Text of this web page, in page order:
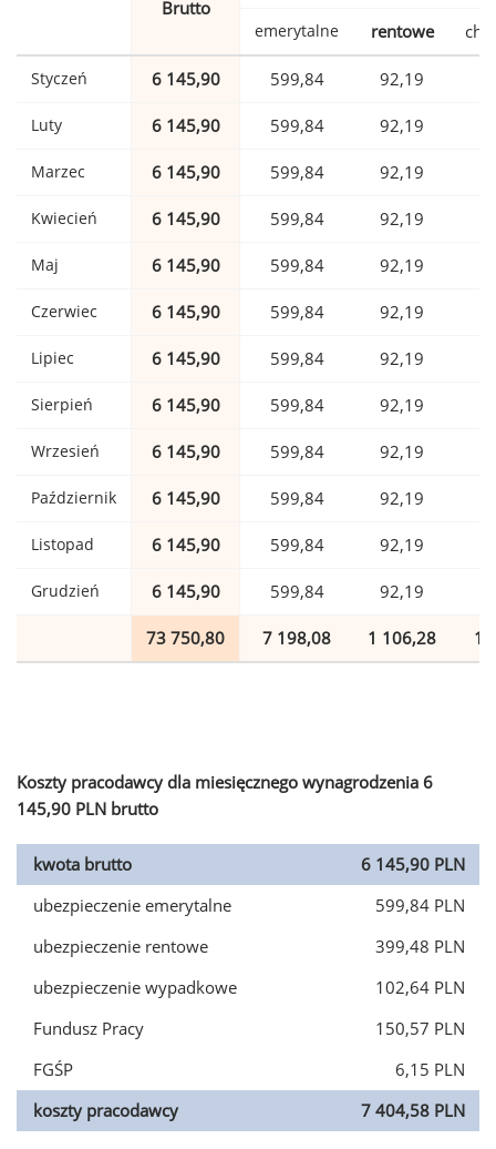
Brutto
emerytalne rentowe
Styczeń 6 145,90 599,84 92,19
Luty 6 145,90 599,84 92,19
Marzec 6 145,90 599,84 92,19
Kwiecień 6 145,90 599,84 92,19
Maj 6 145,90 599,84 92,19
Czerwiec 6 145,90 599,84 92,19
Lipiec 6 145,90 599,84 92,19
Sierpień 6 145,90 599,84 92,19
Wrzesień 6 145,90 599,84 92,19
Październik 6 145,90 599,84 92,19
Listopad 6 145,90 599,84 92,19
Grudzień 6 145,90 599,84 92,19
73 750,80 7 198,08 1 106,28 1
Koszty pracodawcy dla miesięcznego wynagrodzenia 6
145,90 PLN brutto
kwota brutto
6 145,90 PLN
ubezpieczenie emerytalne
599,84 PLN
ubezpieczenie rentowe
399,48 PLN
ubezpieczenie wypadkowe
102,64 PLN
Fundusz Pracy
150,57 PLN
FGŚP
6,15 PLN
koszty pracodawcy
7 404,58 PLN